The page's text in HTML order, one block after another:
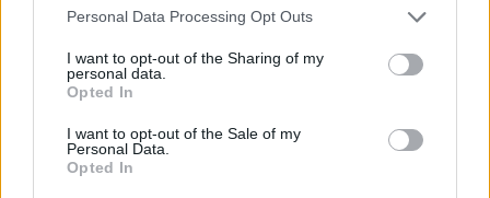
Personal Data Processing Opt Outs
I want to opt-out of the Sharing of my
personal data.
Opted In
I want to opt-out of the Sale of my
Personal Data.
Opted In